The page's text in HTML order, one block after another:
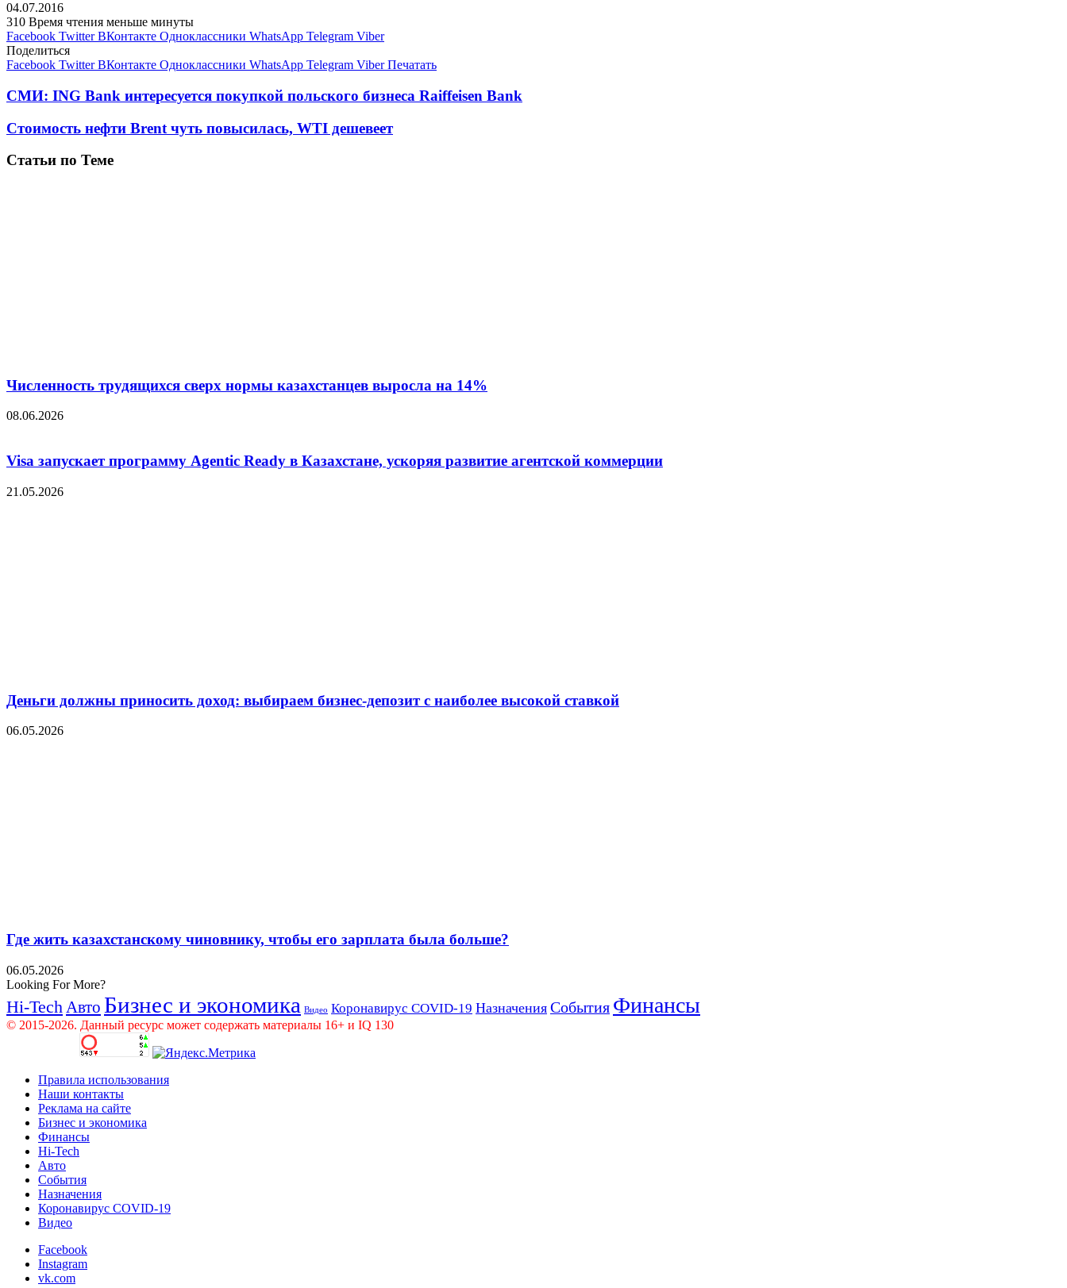
04.07.2016
310 Время чтения меньше минуты
Facebook Twitter ВКонтакте Одноклассники WhatsApp Telegram Viber
Поделиться
Facebook Twitter ВКонтакте Одноклассники WhatsApp Telegram Viber Печатать
СМИ: ING Bank интересуется покупкой польского бизнеса Raiffeisen Bank
Стоимость нефти Brent чуть повысилась, WTI дешевеет
Статьи по Теме
Численность трудящихся сверх нормы казахстанцев выросла на 14%
08.06.2026
Visa запускает программу Agentic Ready в Казахстане, ускоряя развитие агентской коммерции
21.05.2026
Деньги должны приносить доход: выбираем бизнес-депозит с наиболее высокой ставкой
06.05.2026
Где жить казахстанскому чиновнику, чтобы его зарплата была больше?
06.05.2026
Looking For More?
Hi-Tech Авто Бизнес и экономика Видео Коронавирус COVID-19 Назначения События Финансы
© 2015-2026. Данный ресурс может содержать материалы 16+ и IQ 130
Правила использования
Наши контакты
Реклама на сайте
Бизнес и экономика
Финансы
Hi-Tech
Авто
События
Назначения
Коронавирус COVID-19
Видео
Facebook
Instagram
vk.com